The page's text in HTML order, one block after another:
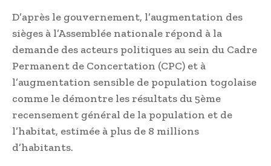
D’après le gouvernement, l’augmentation des
sièges à l’Assemblée nationale répond à la
demande des acteurs politiques au sein du Cadre
Permanent de Concertation (CPC) et à
l’augmentation sensible de population togolaise
comme le démontre les résultats du 5ème
recensement général de la population et de
l’habitat, estimée à plus de 8 millions
d’habitants.